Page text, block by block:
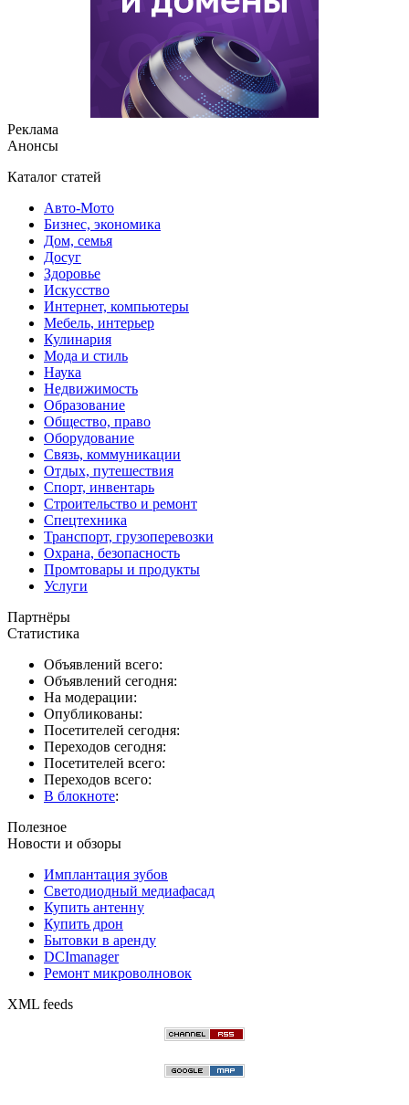
Реклама
Анонсы
Каталог статей
Авто-Мото
Бизнес, экономика
Дом, семья
Досуг
Здоровье
Искусство
Интернет, компьютеры
Мебель, интерьер
Кулинария
Мода и стиль
Наука
Недвижимость
Образование
Общество, право
Оборудование
Связь, коммуникации
Отдых, путешествия
Спорт, инвентарь
Строительство и ремонт
Спецтехника
Транспорт, грузоперевозки
Охрана, безопасность
Промтовары и продукты
Услуги
Партнёры
Статистика
Объявлений всего:
Объявлений сегодня:
На модерации:
Опубликованы:
Посетителей сегодня:
Переходов сегодня:
Посетителей всего:
Переходов всего:
В блокноте:
Полезное
Новости и обзоры
Имплантация зубов
Светодиодный медиафасад
Купить антенну
Купить дрон
Бытовки в аренду
DCImanager
Ремонт микроволновок
XML feeds